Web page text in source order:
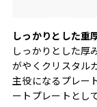
しっかりとした重
しっかりとした厚
がやくクリスタル
主役になるプレー
ートプレートとし